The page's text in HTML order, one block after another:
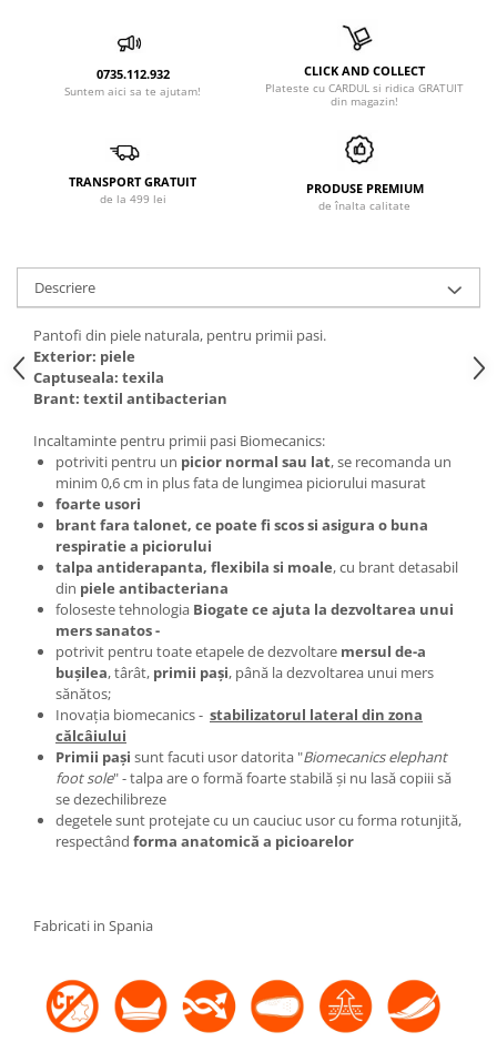
0735.112.932
Suntem aici sa te ajutam!
CLICK AND COLLECT
Plateste cu CARDUL si ridica GRATUIT
din magazin!
TRANSPORT GRATUIT
de la 499 lei
PRODUSE PREMIUM
de înalta calitate
Descriere
Pantofi din piele naturala, pentru primii pasi.
Exterior: piele
Captuseala: texila
Brant: textil antibacterian
Incaltaminte pentru primii pasi Biomecanics:
potriviti pentru un picior normal sau lat, se recomanda un
minim 0,6 cm in plus fata de lungimea piciorului masurat
foarte usori
brant fara talonet, ce poate fi scos si asigura o buna
respiratie a piciorului
talpa antiderapanta, flexibila si moale, cu brant detasabil
din piele antibacteriana
foloseste tehnologia Biogate ce ajuta la dezvoltarea unui
mers sanatos -
potrivit pentru toate etapele de dezvoltare mersul de-a
buşilea, târât, primii paşi, până la dezvoltarea unui mers
sănătos;
Inovaţia biomecanics - stabilizatorul lateral din zona
călcâiului
Primii paşi sunt facuti usor datorita "Biomecanics elephant
foot sole" - talpa are o formă foarte stabilă şi nu lasă copiii să
se dezechilibreze
degetele sunt protejate cu un cauciuc usor cu forma rotunjită,
respectând forma anatomică a picioarelor
Fabricati in Spania